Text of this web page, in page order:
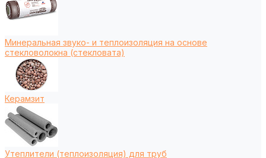
Минеральная звуко- и теплоизоляция на основе
стекловолокна (стекловата)
Керамзит
Утеплители (теплоизоляция) для труб